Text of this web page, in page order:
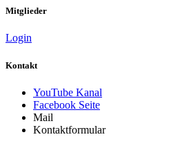
Mitglieder
Login
Kontakt
YouTube Kanal
Facebook Seite
Mail
Kontaktformular